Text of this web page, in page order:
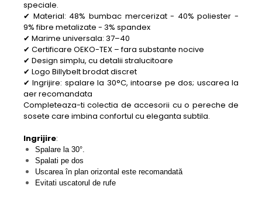
speciale.
✔ Material: 48% bumbac mercerizat - 40% poliester -
9% fibre metalizate - 3% spandex
✔ Marime universala: 37–40
✔ Certificare OEKO-TEX – fara substante nocive
✔ Design simplu, cu detalii stralucitoare
✔ Logo Billybelt brodat discret
✔ Ingrijire: spalare la 30°C, intoarse pe dos; uscarea la
aer recomandata
Completeaza-ti colectia de accesorii cu o pereche de
sosete care imbina confortul cu eleganta subtila.
Ingrijire:
Spalare la 30°.
Spalati pe dos
Uscarea în plan orizontal este recomandată
Evitati uscatorul de rufe